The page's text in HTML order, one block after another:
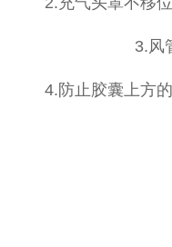
3.风
4.防止胶囊上方